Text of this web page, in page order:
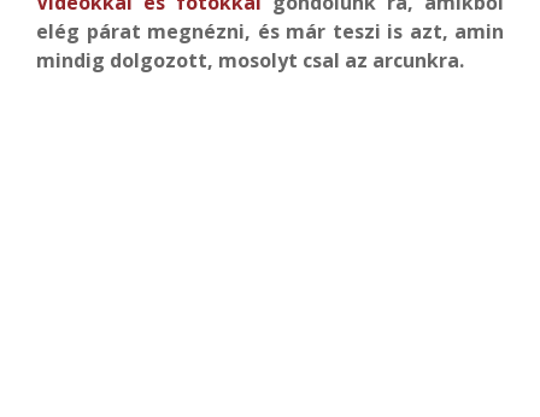
elég párat megnézni, és már teszi is azt, amin
mindig dolgozott, mosolyt csal az arcunkra.